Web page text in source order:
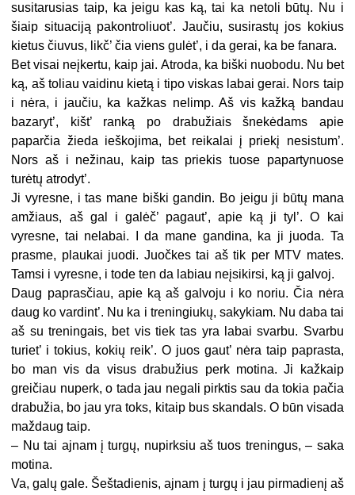
susitarusias taip, ka jeigu kas ką, tai ka netoli būtų. Nu i
šiaip situaciją pakontroliuot’. Jaučiu, susirastų jos kokius
kietus čiuvus, likč’ čia viens gulėt’, i da gerai, ka be fanara.
Bet visai neįkertu, kaip jai. Atroda, ka biški nuobodu. Nu bet
ką, aš toliau vaidinu kietą i tipo viskas labai gerai. Nors taip
i nėra, i jaučiu, ka kažkas nelimp. Aš vis kažką bandau
bazaryt’, kišt’ ranką po drabužiais šnekėdams apie
paparčia žieda ieškojima, bet reikalai į priekį nesistum’.
Nors aš i nežinau, kaip tas priekis tuose papartynuose
turėtų atrodyt’.
Ji vyresne, i tas mane biški gandin. Bo jeigu ji būtų mana
amžiaus, aš gal i galėč’ pagaut’, apie ką ji tyl’. O kai
vyresne, tai nelabai. I da mane gandina, ka ji juoda. Ta
prasme, plaukai juodi. Juočkes tai aš tik per MTV mates.
Tamsi i vyresne, i tode ten da labiau neįsikirsi, ką ji galvoj.
Daug paprasčiau, apie ką aš galvoju i ko noriu. Čia nėra
daug ko vardint’. Nu ka i treningiukų, sakykiam. Nu daba tai
aš su treningais, bet vis tiek tas yra labai svarbu. Svarbu
turiet’ i tokius, kokių reik’. O juos gaut’ nėra taip paprasta,
bo man vis da visus drabužius perk motina. Ji kažkaip
greičiau nuperk, o tada jau negali pirktis sau da tokia pačia
drabužia, bo jau yra toks, kitaip bus skandals. O būn visada
maždaug taip.
– Nu tai ajnam į turgų, nupirksiu aš tuos treningus, – saka
motina.
Va, galų gale. Šeštadienis, ajnam į turgų i jau pirmadienį aš